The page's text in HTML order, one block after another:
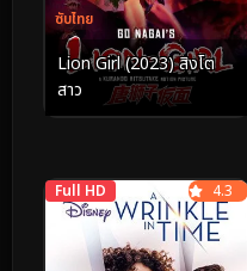
ซับไทย
Lion Girl (2023) สิงโต
สาว
Full HD 4.3